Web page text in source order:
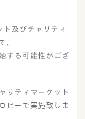
サウナ・岩盤浴
グルメ
及びチャリティ
する可能性がござ
リティマーケット
ビーで実施致しま